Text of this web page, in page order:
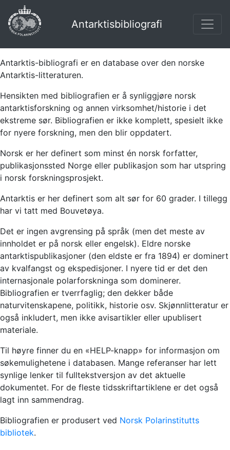
Antarktisbibliografi
Antarktis-bibliografi er en database over den norske
Antarktis-litteraturen.
Hensikten med bibliografien er å synliggjøre norsk
antarktisforskning og annen virksomhet/historie i det
ekstreme sør. Bibliografien er ikke komplett, spesielt ikke
for nyere forskning, men den blir oppdatert.
Norsk er her definert som minst én norsk forfatter,
publikasjonssted Norge eller publikasjon som har utspring
i norsk forskningsprosjekt.
Antarktis er her definert som alt sør for 60 grader. I tillegg
har vi tatt med Bouvetøya.
Det er ingen avgrensing på språk (men det meste av
innholdet er på norsk eller engelsk). Eldre norske
antarktispublikasjoner (den eldste er fra 1894) er dominert
av kvalfangst og ekspedisjoner. I nyere tid er det den
internasjonale polarforskninga som dominerer.
Bibliografien er tverrfaglig; den dekker både
naturvitenskapene, politikk, historie osv. Skjønnlitteratur er
også inkludert, men ikke avisartikler eller upublisert
materiale.
Til høyre finner du en «HELP-knapp» for informasjon om
søkemulighetene i databasen. Mange referanser har lett
synlige lenker til fulltekstversjon av det aktuelle
dokumentet. For de fleste tidsskriftartiklene er det også
lagt inn sammendrag.
Bibliografien er produsert ved Norsk Polarinstitutts
bibliotek.